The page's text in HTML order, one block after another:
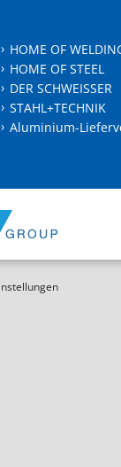
HOME OF
HOME OF STEEL
DER SCHWEISSER
STAHL+TECHNIK
Aluminium-